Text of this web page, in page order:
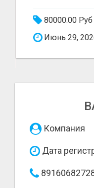
80000.00 Руб
Июнь 29,
Компания
Дата